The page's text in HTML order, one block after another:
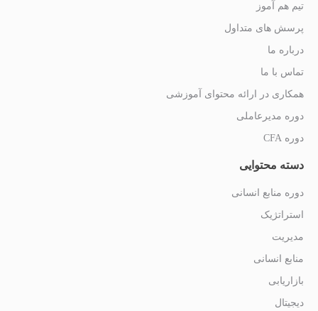
تیم هم آموز
پرسش های متداول
درباره ما
تماس با ما
همکاری در ارائه محتوای آموزشی
دوره مدیرعاملی
دوره CFA
دسته محتوایی
دوره منابع انسانی
استراتژیک
مدیریت
منابع انسانی
بازاریابی
دیجیتال